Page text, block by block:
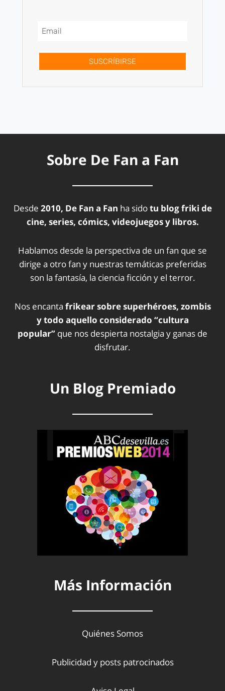
SUSCRÍBIRSE
Sobre De Fan a Fan
Desde 2010, De Fan a Fan ha sidotu blog friki de
cine, series, cómics, videojuegos y libros.
Hablamos desde la perspectiva de un fan que se
dirige a otro fan y nuestras temáticas preferidas
son la fantasía, la ciencia ficción y el terror.
Nos encanta frikear sobre superhéroes, zombis
y todo aquello considerado “cultura
popular” que nos despierta nostalgia y ganas de
disfrutar.
Un Blog Premiado
Más Información
Quiénes Somos
Publicidad y posts patrocinados